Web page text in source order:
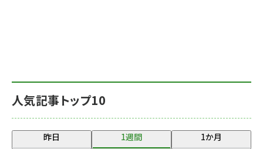
人気記事トップ10
昨日 1週間 1か月